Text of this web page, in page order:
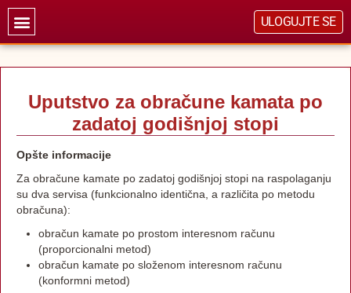
ULOGUJTE SE
Uputstvo za obračune kamata po
zadatoj godišnjoj stopi
Opšte informacije
Za obračune kamate po zadatoj godišnjoj stopi na raspolaganju
su dva servisa (funkcionalno identična, a različita po metodu
obračuna):
obračun kamate po prostom interesnom računu
(proporcionalni metod)
obračun kamate po složenom interesnom računu
(konformni metod)